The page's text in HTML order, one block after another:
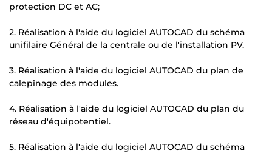
protection DC et AC;
2. Réalisation à l'aide du logiciel AUTOCAD du schéma
unifilaire Général de la centrale ou de l'installation PV.
3. Réalisation à l'aide du logiciel AUTOCAD du plan de
calepinage des modules.
4. Réalisation à l'aide du logiciel AUTOCAD du plan du
réseau d'équipotentiel.
5. Réalisation à l'aide du logiciel AUTOCAD du schéma